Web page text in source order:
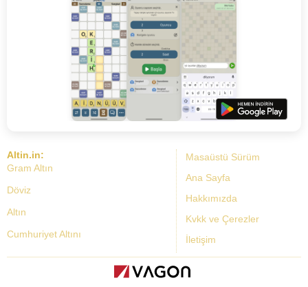
Masaüstü Sürüm
Ana Sayfa
Hakkımızda
Kvkk ve Çerezler
İletişim
Altin.in:
Gram Altın
Döviz
Altın
Cumhuriyet Altını
Dolar Kuru